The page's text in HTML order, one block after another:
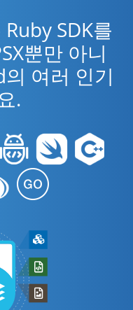
SDK를
뿐만 아니
여러 인기
.